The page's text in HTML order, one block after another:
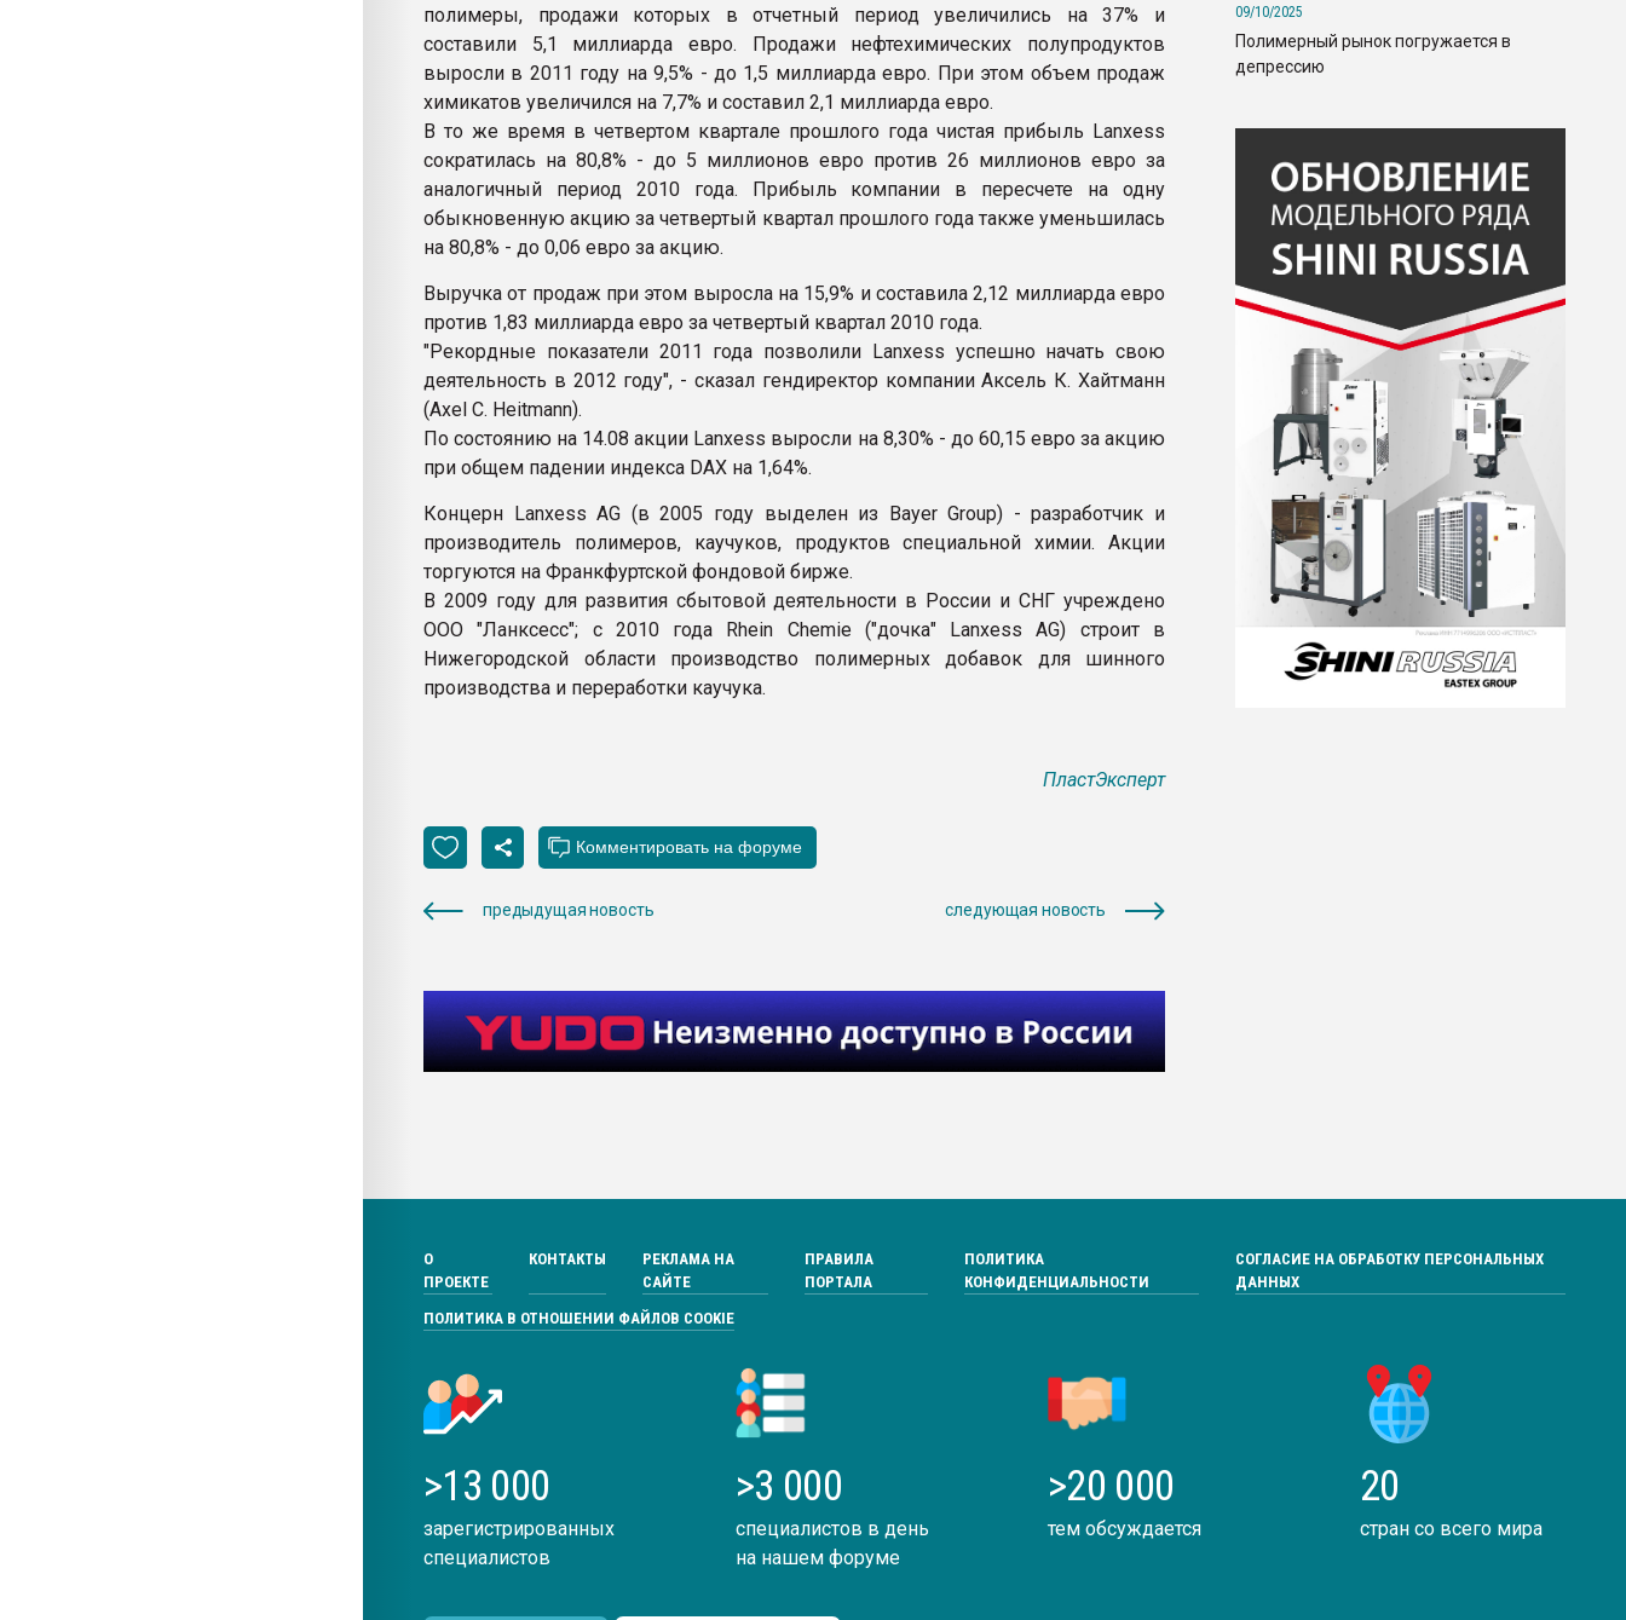
полимеры, продажи которых в отчетный период увеличились на 37% и
составили 5,1 миллиарда евро. Продажи нефтехимических полупродуктов
выросли в 2011 году на 9,5% - до 1,5 миллиарда евро. При этом объем продаж
химикатов увеличился на 7,7% и составил 2,1 миллиарда евро.
В то же время в четвертом квартале прошлого года чистая прибыль Lanxess
сократилась на 80,8% - до 5 миллионов евро против 26 миллионов евро за
аналогичный период 2010 года. Прибыль компании в пересчете на одну
обыкновенную акцию за четвертый квартал прошлого года также уменьшилась
на 80,8% - до 0,06 евро за акцию.
Выручка от продаж при этом выросла на 15,9% и составила 2,12 миллиарда евро
против 1,83 миллиарда евро за четвертый квартал 2010 года.
"Рекордные показатели 2011 года позволили Lanxess успешно начать свою
деятельность в 2012 году", - сказал гендиректор компании Аксель К. Хайтманн
(Axel C. Heitmann).
По состоянию на 14.08 акции Lanxess выросли на 8,30% - до 60,15 евро за акцию
при общем падении индекса DAX на 1,64%.
Концерн Lanxess AG (в 2005 году выделен из Bayer Group) - разработчик и
производитель полимеров, каучуков, продуктов специальной химии. Акции
торгуются на Франкфуртской фондовой бирже.
В 2009 году для развития сбытовой деятельности в России и СНГ учреждено
ООО "Ланксесс"; с 2010 года Rhein Chemie ("дочка" Lanxess AG) строит в
Нижегородской области производство полимерных добавок для шинного
производства и переработки каучука.
ПластЭксперт
предыдущая новость следующая новость
09/10/2025
Полимерный рынок погружается в
депрессию
О
ПРОЕКТЕ
КОНТАКТЫ
РЕКЛАМА НА
САЙТЕ
ПРАВИЛА
ПОРТАЛА
ПОЛИТИКА
КОНФИДЕНЦИАЛЬНОСТИ
СОГЛАСИЕ НА ОБРАБОТКУ ПЕРСОНАЛЬНЫХ
ДАННЫХ
ПОЛИТИКА В ОТНОШЕНИИ ФАЙЛОВ COOKIE
>13 000
зарегистрированных
специалистов
>3 000
специалистов в день
на нашем форуме
>20 000
тем обсуждается
20
стран со всего мира